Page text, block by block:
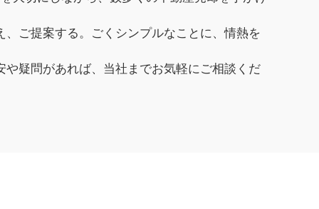
ご提案する。ごくシンプルなことに、情熱を
疑問があれば、当社までお気軽にご相談くだ